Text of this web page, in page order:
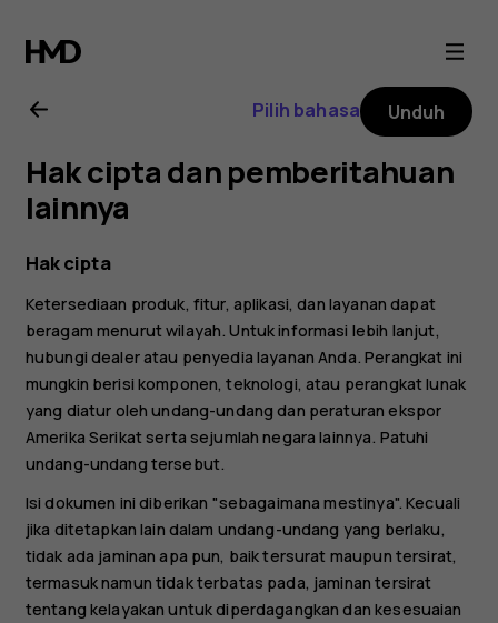
Buku
petunjuk
Nokia
105
(2019)
Pilih bahasa Unduh
Hak cipta dan pemberitahuan
lainnya
Hak cipta
Ketersediaan produk, fitur, aplikasi, dan layanan dapat
beragam menurut wilayah. Untuk informasi lebih lanjut,
hubungi dealer atau penyedia layanan Anda. Perangkat ini
mungkin berisi komponen, teknologi, atau perangkat lunak
yang diatur oleh undang-undang dan peraturan ekspor
Amerika Serikat serta sejumlah negara lainnya. Patuhi
undang-undang tersebut.
Isi dokumen ini diberikan "sebagaimana mestinya". Kecuali
jika ditetapkan lain dalam undang-undang yang berlaku,
tidak ada jaminan apa pun, baik tersurat maupun tersirat,
termasuk namun tidak terbatas pada, jaminan tersirat
tentang kelayakan untuk diperdagangkan dan kesesuaian